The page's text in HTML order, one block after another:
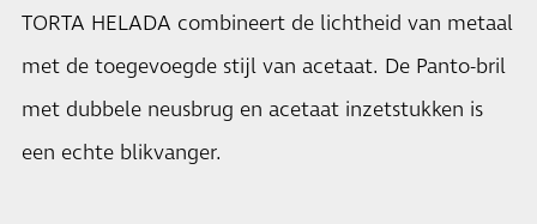
TORTA HELADA combineert de lichtheid van metaal
met de toegevoegde stijl van acetaat. De Panto-bril
met dubbele neusbrug en acetaat inzetstukken is
een echte blikvanger.